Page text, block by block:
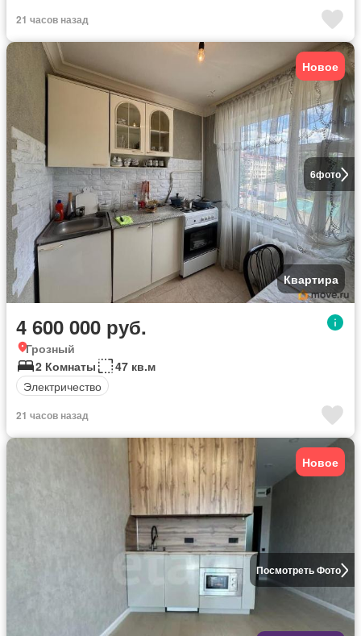
21 часов назад
6фото
Новое
Квартира
4 600 000 руб.
Грозный
2 Комнаты
47 кв.м
Электричество
21 часов назад
Посмотреть Фото
Новое